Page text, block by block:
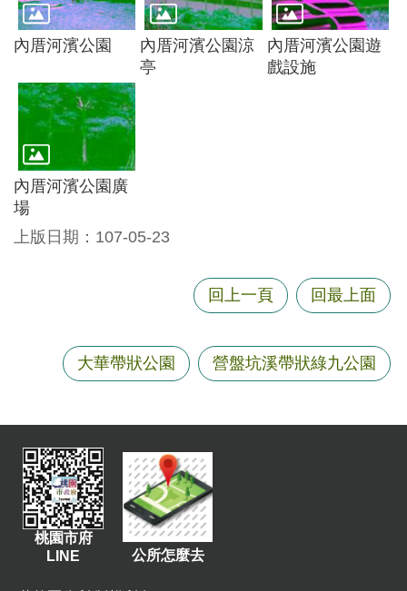
訊
息
公
生
便
民
資
資
料
回
首
內厝河濱公園
內厝河濱公園涼
亭
內厝河濱公園遊
戲設施
內厝河濱公園廣
場
上版日期：107-05-23
回上一頁 回最上面
大華帶狀公園 營盤坑溪帶狀綠九公園
桃園市府
LINE
公所怎麼去